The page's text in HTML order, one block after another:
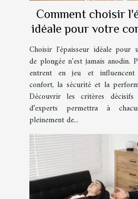
Comment choisir
idéale pour votre
de plongée ?
Choisir l'épaisseur idéale pour
de plongée n'est jamais anodin.
entrent en jeu et influencent
confort, la sécurité et la
Découvrir les critères
d’experts permettra à
pleinement de...